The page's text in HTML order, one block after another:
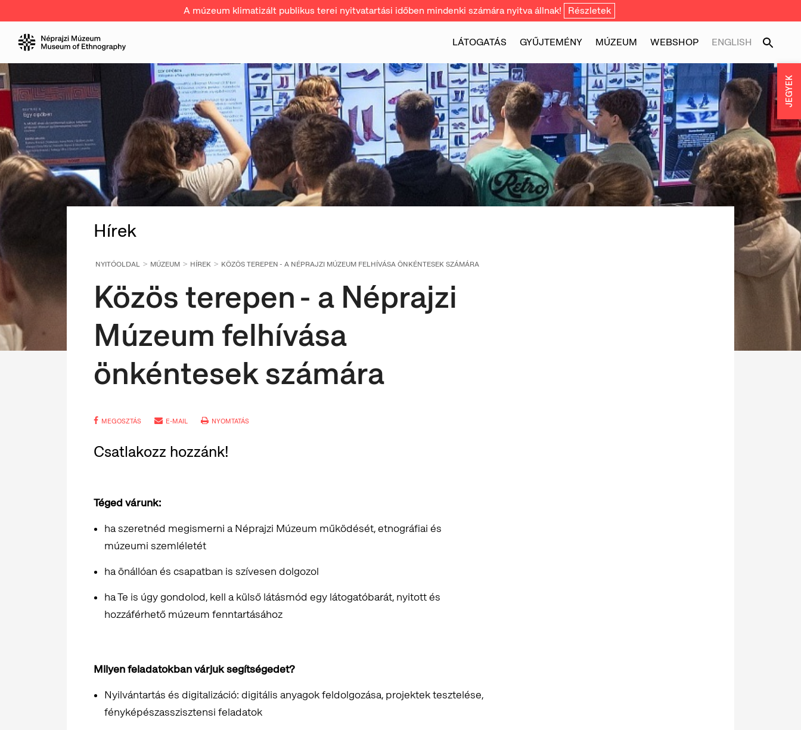
A múzeum klimatizált publikus terei nyitvatartási időben mindenki számára nyitva állnak! Részletek
LÁTOGATÁS GYŰJTEMÉNY MÚZEUM WEBSHOP ENGLISH
Hírek
NYITÓOLDAL MÚZEUM HÍREK KÖZÖS TEREPEN - A NÉPRAJZI MÚZEUM FELHÍVÁSA ÖNKÉNTESEK SZÁMÁRA
Közös terepen - a Néprajzi
Múzeum felhívása
önkéntesek számára
MEGOSZTÁS E-MAIL NYOMTATÁS
Csatlakozz hozzánk!
Téged várunk:
ha szeretnéd megismerni a Néprajzi Múzeum működését, etnográfiai és
múzeumi szemléletét
ha önállóan és csapatban is szívesen dolgozol
ha Te is úgy gondolod, kell a külső látásmód egy látogatóbarát, nyitott és
hozzáférhető múzeum fenntartásához
Milyen feladatokban várjuk segítségedet?
Nyilvántartás és digitalizáció: digitális anyagok feldolgozása, projektek tesztelése,
fényképészasszisztensi feladatok
JEGYEK